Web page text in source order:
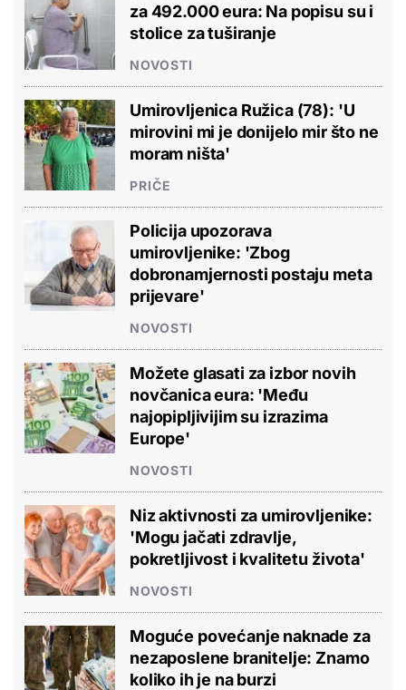
za 492.000 eura: Na popisu su i
stolice za tuširanje
NOVOSTI
Umirovljenica Ružica (78): 'U
mirovini mi je donijelo mir što ne
moram ništa'
PRIČE
Policija upozorava
umirovljenike: 'Zbog
dobronamjernosti postaju meta
prijevare'
NOVOSTI
Možete glasati za izbor novih
novčanica eura: 'Među
najopipljivijim su izrazima
Europe'
NOVOSTI
Niz aktivnosti za umirovljenike:
'Mogu jačati zdravlje,
pokretljivost i kvalitetu života'
NOVOSTI
Moguće povećanje naknade za
nezaposlene branitelje: Znamo
koliko ih je na burzi